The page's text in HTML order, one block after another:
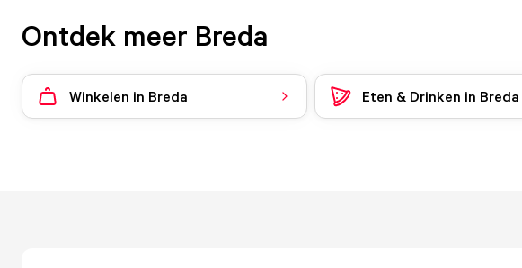
Ontdek meer Breda
Winkelen in Breda Eten & Drinken in Breda